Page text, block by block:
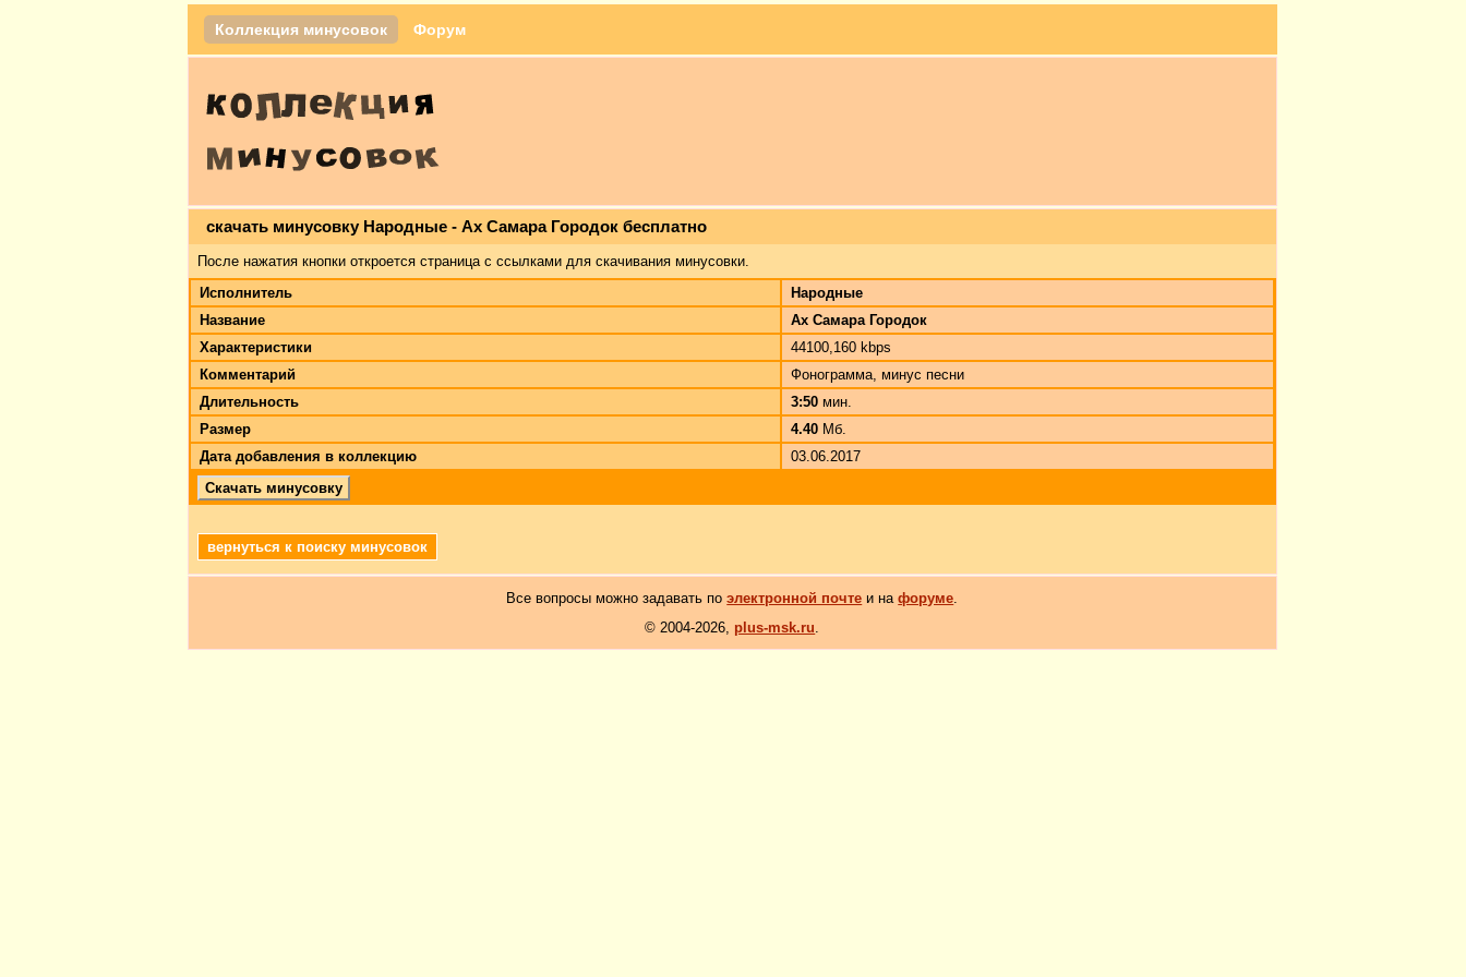
Коллекция минусовок Форум
скачать минусовку Народные - Ах Самара Городок бесплатно
После нажатия кнопки откроется страница с ссылками для скачивания минусовки.
Исполнитель
Народные
Название
Ах Самара Городок
Характеристики
44100,160 kbps
Комментарий
Фонограмма, минус песни
Длительность
3:50 мин.
Размер
4.40 Мб.
Дата добавления в коллекцию
03.06.2017
Скачать минусовку
вернуться к поиску минусовок
Все вопросы можно задавать поэлектронной почте и нафоруме.
© 2004-2026, plus-msk.ru.